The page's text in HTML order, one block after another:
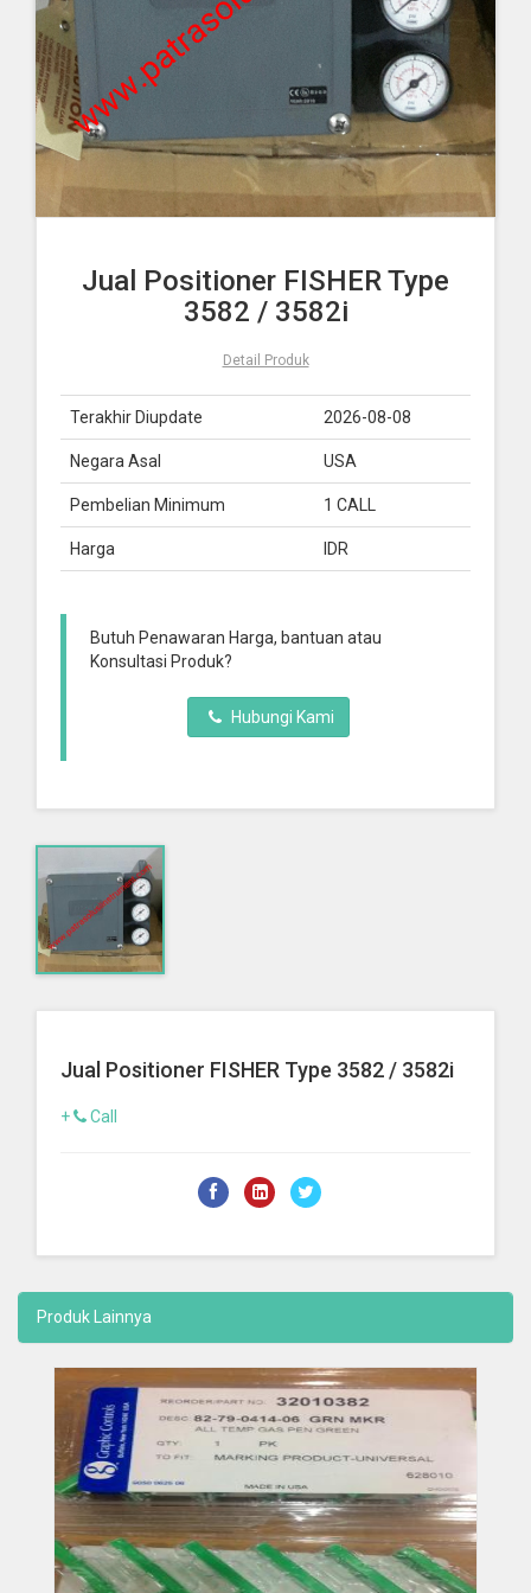
Jual Positioner FISHER Type
3582 / 3582i
Detail Produk
Terakhir Diupdate 2026-08-08
Negara Asal USA
Pembelian Minimum 1 CALL
Harga IDR
Butuh Penawaran Harga, bantuan atau
Konsultasi Produk?
Hubungi Kami
Jual Positioner FISHER Type 3582 / 3582i
+ Call
Produk Lainnya